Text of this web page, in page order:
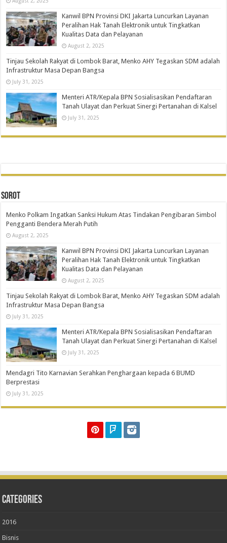
Kanwil BPN Provinsi DKI Jakarta Luncurkan Layanan
Peralihan Hak Tanah Elektronik untuk Tingkatkan
Kualitas Data dan Pelayanan
August 2, 2025
Tinjau Sekolah Rakyat di Lombok Barat, Menko AHY Tegaskan SDM adalah
Infrastruktur Masa Depan Bangsa
July 31, 2025
Menteri ATR/Kepala BPN Sosialisasikan Pendaftaran
Tanah Ulayat dan Perkuat Sinergi Pertanahan di Kalsel
July 31, 2025
SOROT
Menko Polkam Ingatkan Sanksi Hukum Atas Tindakan Pengibaran Simbol
Pengganti Bendera Merah Putih
August 2, 2025
Kanwil BPN Provinsi DKI Jakarta Luncurkan Layanan
Peralihan Hak Tanah Elektronik untuk Tingkatkan
Kualitas Data dan Pelayanan
August 2, 2025
Tinjau Sekolah Rakyat di Lombok Barat, Menko AHY Tegaskan SDM adalah
Infrastruktur Masa Depan Bangsa
July 31, 2025
Menteri ATR/Kepala BPN Sosialisasikan Pendaftaran
Tanah Ulayat dan Perkuat Sinergi Pertanahan di Kalsel
July 31, 2025
Mendagri Tito Karnavian Serahkan Penghargaan kepada 6 BUMD
Berprestasi
July 31, 2025
Categories
2016
Bisnis